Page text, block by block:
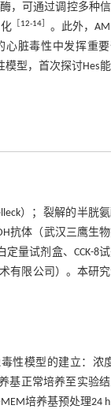
，可通过调控多种
12-14］ 。此外，
心脏毒性中发挥重
模型，首次探讨Hes
）；裂解的半胱
抗体（武汉三鹰生
量试剂盒、CCK-8
有限公司）。本研
性模型的建立：浓
基正常培养至实验结
培养基预处理24